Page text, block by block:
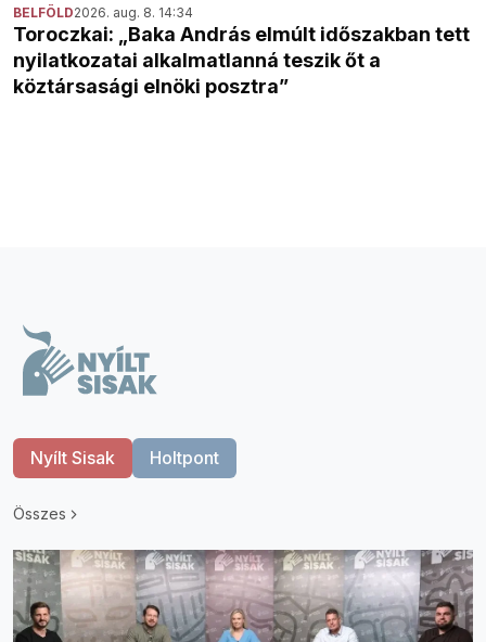
BELFÖLD2026. aug. 8. 14:34
Toroczkai: „Baka András elmúlt időszakban tett
nyilatkozatai alkalmatlanná teszik őt a
köztársasági elnöki posztra”
Nyílt Sisak Holtpont
Összes